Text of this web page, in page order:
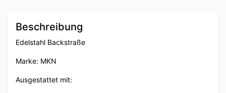
Beschreibung
Edelstahl Backstraße
Marke: MKN
Ausgestattet mit: